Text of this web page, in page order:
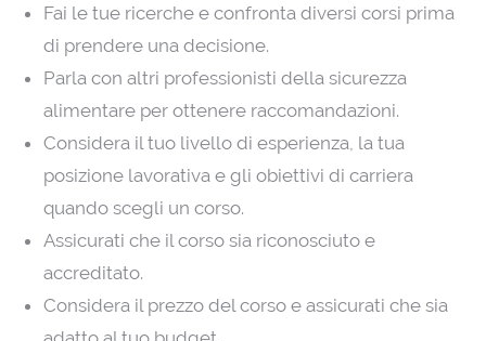
Fai le tue ricerche e confronta diversi corsi prima
di prendere una decisione.
Parla con altri professionisti della sicurezza
alimentare per ottenere raccomandazioni.
Considera il tuo livello di esperienza, la tua
posizione lavorativa e gli obiettivi di carriera
quando scegli un corso.
Assicurati che il corso sia riconosciuto e
accreditato.
Considera il prezzo del corso e assicurati che sia